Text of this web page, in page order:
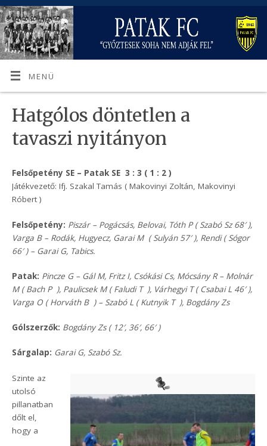
MENÜ
Hatgólos döntetlen a
tavaszi nyitányon
Felsőpetény SE – Patak SE 3 : 3 ( 1 : 2 )
Játékvezető: Ifj. Szakal Tamás ( Makovinyi Zoltán, Makovinyi
Róbert )
Felsőpetény: Piszár – Pogácsás, Belovai, Tóth P ( Szabó Sz 68′ ),
Varga B – Rodák, Hugyecz, Garai M ( Sulyán 57′ ), Rendi ( Sógor
66′ ) – Garai G, Tabics.
Patak: Pincze G – Gál M, Fritz I, Csókási Cs, Mócsány R – Molnár
M ( Bach P ), Paulicsek M ( Faludi T ), Várhegyi T ( Csabai L 46′ ),
Varga O ( Horváth B ) – Szabó L ( Kutnyik T ), Bogdány Zs
Gólszerzők: Bogdány Zs ( 12′, 36′, 66′ )
Sárgalap: Garai G, Szabó Sz.
Szinte az
utolsó
pillanatban
dőlt el,
hogy a